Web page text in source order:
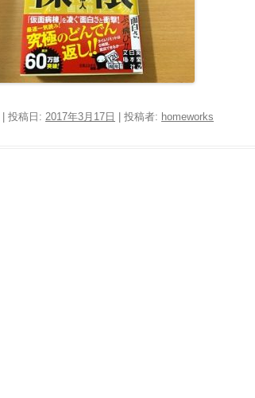
| 投稿日: 2017年3月17日 投稿者: homeworks